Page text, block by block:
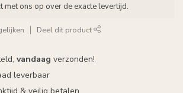
met ons op over de exacte levertijd.
Deel dit product
vandaag verzonden!
leverbaar